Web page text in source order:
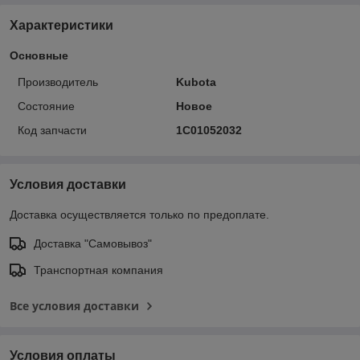
Характеристики
Основные
Производитель
Kubota
Состояние
Новое
Код запчасти
1C01052032
Условия доставки
Доставка осуществляется только по предоплате.
Доставка "Самовывоз"
Транспортная компания
Все условия доставки
Условия оплаты